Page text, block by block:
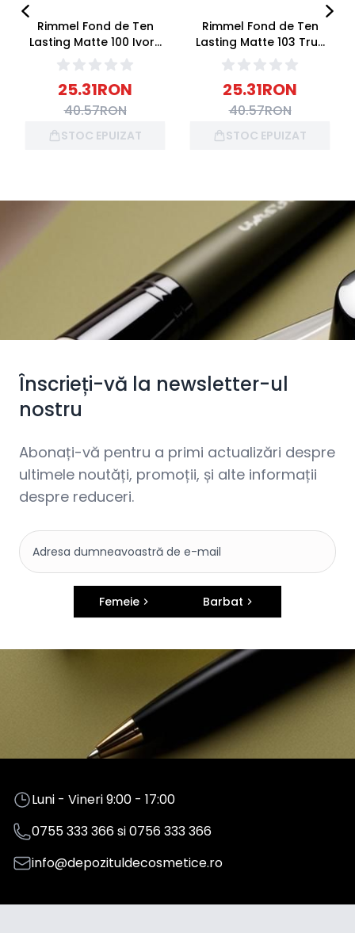
Rimmel Fond de Ten
Lasting Matte 100 Ivory
30ml
25.31RON
40.57RON
STOC EPUIZAT
Rimmel Fond de Ten
Lasting Matte 103 True
Ivory 30ml
25.31RON
40.57RON
STOC EPUIZAT
Înscrieți-vă la newsletter-ul
nostru
Abonați-vă pentru a primi actualizări despre
ultimele noutăți, promoții, și alte informații
despre reduceri.
Femeie Barbat
Luni - Vineri 9:00 - 17:00
0755 333 366si0756 333 366
info@depozituldecosmetice.ro